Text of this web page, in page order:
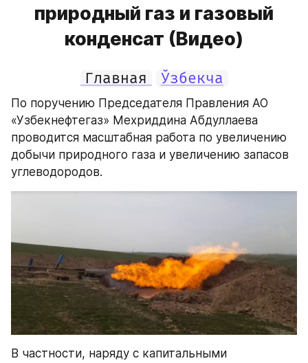
природный газ и газовый
конденсат (Видео)
Главная Ўзбекча
По поручению Председателя Правления АО
«Узбекнефтегаз» Мехриддина Абдуллаева
проводится масштабная работа по увеличению
добычи природного газа и увеличению запасов
углеводородов.
В частности, наряду с капитальными